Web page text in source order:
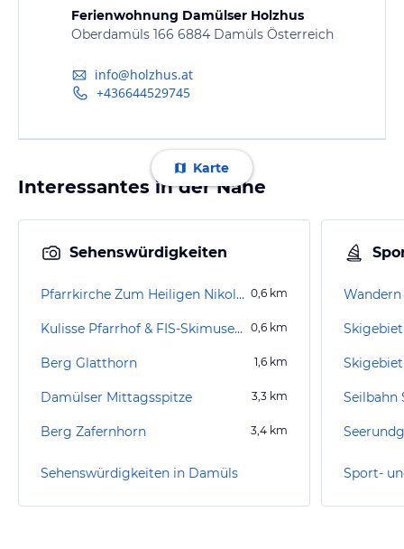
Ferienwohnung Damülser Holzhus
Oberdamüls 166 6884 Damüls Österreich
info@holzhus.at
+436644529745
Karte
Interessantes in der Nähe
Sehenswürdigkeiten
Pfarrkirche Zum Heiligen Nikolaus 0,6 km
Kulisse Pfarrhof & FIS-Skimuseum 0,6 km
Berg Glatthorn 1,6 km
Damülser Mittagsspitze 3,3 km
Berg Zafernhorn 3,4 km
Sehenswürdigkeiten in Damüls
Seilbahn
Sport-